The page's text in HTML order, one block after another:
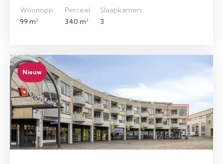
Woonopp.
99 m²
Perceel
340 m²
Slaapkamers
3
Nieuw